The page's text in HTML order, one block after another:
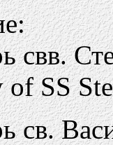
свв.
of SS
св.